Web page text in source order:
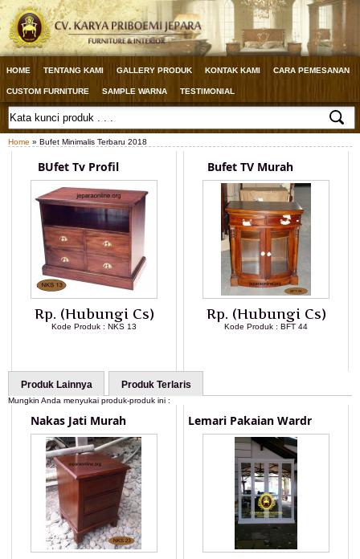
HOME TENTANG KAMI GALLERY PRODUK KONTAK KAMI CARA PEMESANAN
CUSTOM FURNITURE SAMPLE WARNA TESTIMONIAL
Home » Bufet Minimalis Terbaru 2018
BUfet Tv Profil
Rp. (Hubungi Cs)
Kode Produk : NKS 13
Bufet TV Murah
Rp. (Hubungi Cs)
Kode Produk : BFT 44
Produk Lainnya Produk Terlaris
Mungkin Anda menyukai produk-produk ini :
Nakas Jati Murah Lemari Pakaian Wardr